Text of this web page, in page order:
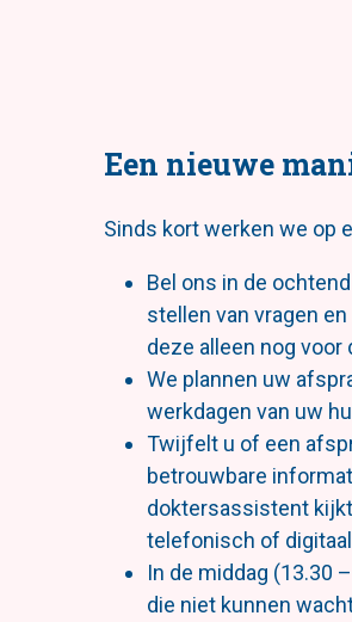
Een nieuwe
Sinds kort werken we op
Bel ons in de
stellen van vragen
deze alleen nog
We plannen uw
werkdagen van uw
Twijfelt u of een
betrouwbare
doktersassistent
telefonisch of
In de middag (13.30
die niet kunnen